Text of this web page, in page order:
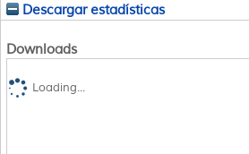
Descargar estadísticas
Downloads
Loading...